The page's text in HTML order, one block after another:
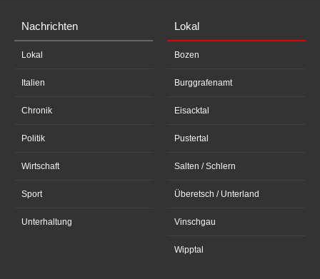
Nachrichten
Lokal
Italien
Chronik
Politik
Wirtschaft
Sport
Unterhaltung
Lokal
Bozen
Burggrafenamt
Eisacktal
Pustertal
Salten / Schlern
Überetsch / Unterland
Vinschgau
Wipptal